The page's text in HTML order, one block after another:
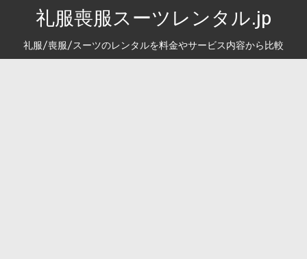
礼服喪服スーツレンタル.jp
礼服/喪服/スーツのレンタルを料金やサービス内容から比較